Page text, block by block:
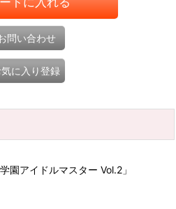
問い合わせ
気に入り登録
園アイドルマスター Vol.2」